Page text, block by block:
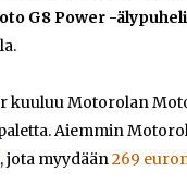
G8 Power -
kuuluu Motorolan
Aiemmin
, jota myydään269